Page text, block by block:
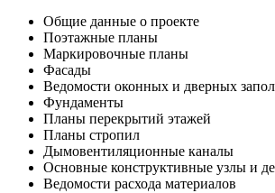
Общие данные о проекте
Поэтажные планы
Маркировочные планы
Фасады
Ведомости оконных и дверных
Фундаменты
Планы перекрытий этажей
Планы стропил
Дымовентиляционные каналы
Основные конструктивные узлы и
Ведомости расхода материалов